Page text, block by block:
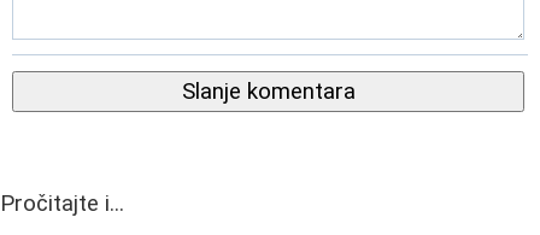
Slanje komentara
Pročitajte i...